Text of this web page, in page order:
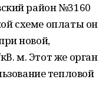
район №3160
схеме оплаты он
новой,
м. Этот же орган
тепловой